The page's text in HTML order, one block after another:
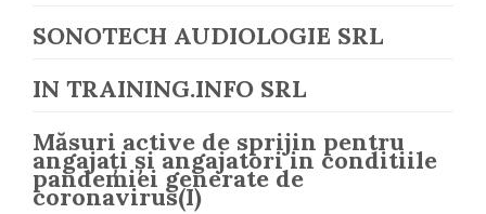
SONOTECH AUDIOLOGIE SRL
IN TRAINING.INFO SRL
Măsuri active de sprijin pentru
angajați și angajatori in conditiile
pandemiei generate de
coronavirus(I)